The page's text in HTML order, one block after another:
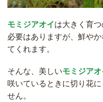
モミジアオイは大きく育
必要はありますが、鮮や
てくれます。
そんな、美しいモミジアオ
咲いているときに切り花
せん。